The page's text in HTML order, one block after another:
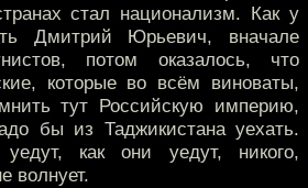
стал национализм. Как у
Дмитрий Юрьевич, вначале
потом оказалось, что
которые во всём виноваты,
тут Российскую империю,
бы из Таджикистана уехать.
как они уедут, никого,
волнует.